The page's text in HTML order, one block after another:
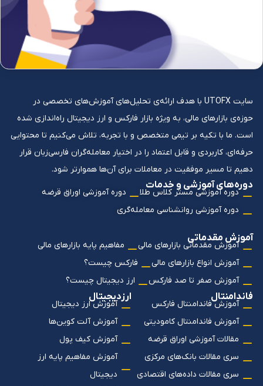
سایت UTOFX با هدف ارائه‌ی تحلیل‌های آموزش‌های تخصصی در
حوزه‌ی بازارهای مالی، به ویژه بازار فارکس و ارز دیجیتال راه‌اندازی شده
است. ما با تکیه بر تیمی متخصص و با تجربه، تلاش می‌کنیم تا محتوایی
حرفه‌ای، کاربردی و قابل اعتماد را در اختیار معامله‌گران فارسی‌زبان قرار
دهیم تا مسیر موفقیت در معاملات برای آن‌ها هموارتر شود.
دوره‌های آموزشی و خدمات
دوره آموزشی مستر کلاس طلا
دوره آموزشی اوراق قرضه
دوره آموزشی روانشناسی معامله‌گری
آموزش مقدماتی
آموزش مقدماتی بازارهای مالی
مفاهیم پایه بازارهای مالی
آموزش انواع بازارهای مالی
فارکس چیست؟
آموزش صفر تا صد فارکس
ارز دیجیتال چیست؟
فاندامنتال
آموزش فاندامنتال فارکس
آموزش فاندامنتال کامودیتی
مقالات آموزشی اوراق قرضه
سری مقالات بانک‌های مرکزی
سری مقالات داده‌های اقتصادی
ارزدیجیتال
آموزش ارز دیجیتال
آموزش آلت کوین‌ها
آموزش کیف پول
آموزش مفاهیم پایه ارز
دیجیتال